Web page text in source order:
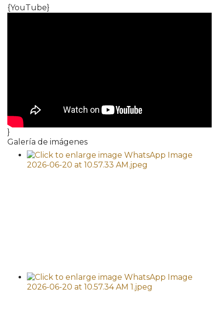
{YouTube}
}
Galería de imágenes